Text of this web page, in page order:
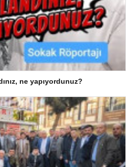
ne yapıyordunuz?